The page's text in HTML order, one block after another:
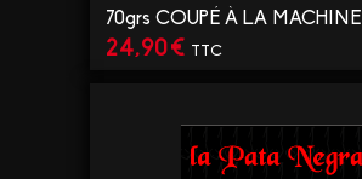
70grs COUPÉ À LA MACHINE
24,90€ TTC